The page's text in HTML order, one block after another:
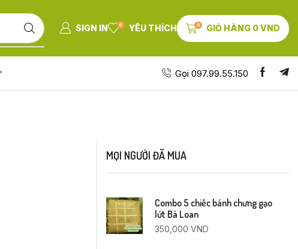
SIGN IN 0 YÊU THÍCH 0 GIỎ HÀNG 0VND
Gọi 097.99.55.150
MỌI NGƯỜI ĐÃ MUA
Combo 5 chiếc bánh chưng gạo
lứt Bà Loan
350,000 VND